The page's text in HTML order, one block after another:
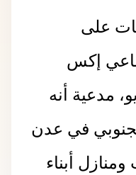
على
إكس
مدعية أنه
في عدن
أبناء